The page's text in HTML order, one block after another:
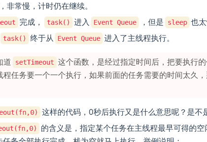
非常慢，计时仍在继续。
完成， task() 进入 Event Queue ，但是 sleep 也
task() 终于从 Event Queue 进入了主线程执行。
道 setTimeout 这个函数，是经过指定时间后，把要执行
程任务要一个一个执行，如果前面的任务需要的时间太久
这样的代码，0秒后执行又是什么意思呢？是不
的含义是，指定某个任务在主线程最早可得的